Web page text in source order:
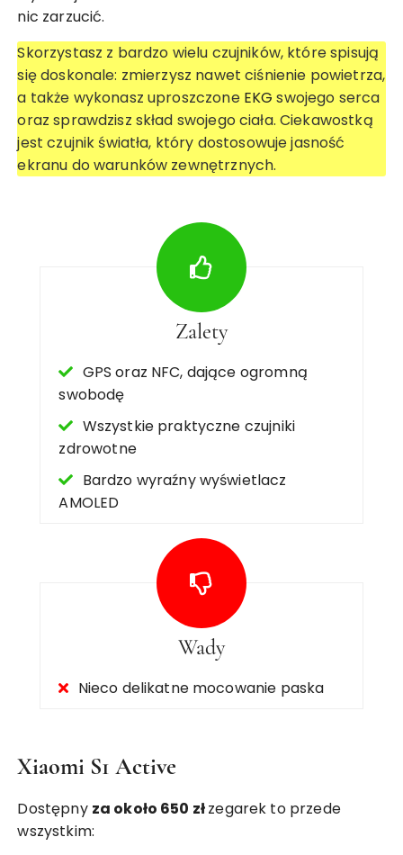
nic zarzucić.
Skorzystasz z bardzo wielu czujników, które spisują
się doskonale: zmierzysz nawet ciśnienie powietrza,
a także wykonasz uproszczone EKGswojego serca
oraz sprawdzisz skład swojego ciała. Ciekawostką
jest czujnik światła, który dostosowuje jasność
ekranu do warunków zewnętrznych.
Zalety
GPS oraz NFC, dające ogromną
swobodę
Wszystkie praktyczne czujniki
zdrowotne
Bardzo wyraźny wyświetlacz
AMOLED
Wady
Nieco delikatne mocowanie paska
Xiaomi S1 Active
Dostępny za około 650 złzegarek to przede
wszystkim: